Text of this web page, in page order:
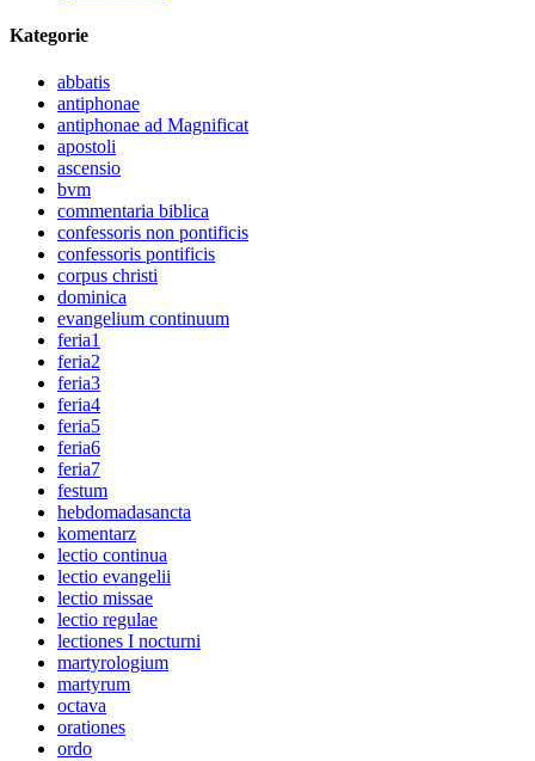
Kategorie
abbatis
antiphonae
antiphonae ad Magnificat
apostoli
ascensio
bvm
commentaria biblica
confessoris non pontificis
confessoris pontificis
corpus christi
dominica
evangelium continuum
feria1
feria2
feria3
feria4
feria5
feria6
feria7
festum
hebdomadasancta
komentarz
lectio continua
lectio evangelii
lectio missae
lectio regulae
lectiones I nocturni
martyrologium
martyrum
octava
orationes
ordo